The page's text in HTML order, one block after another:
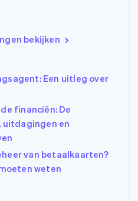
bekijken
Een uitleg over
financiën: De
uitdagingen en
van betaalkaarten?
weten